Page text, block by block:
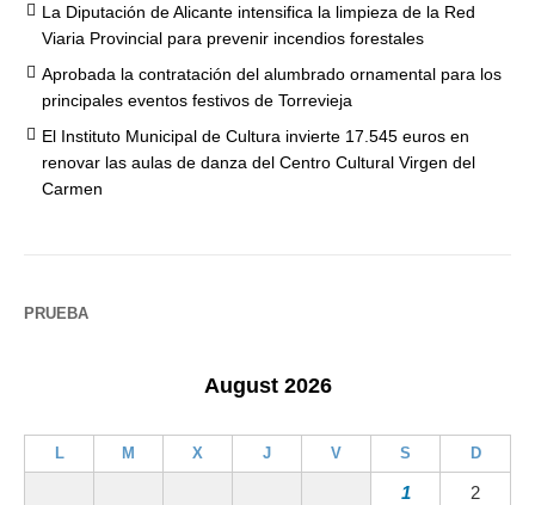
La Diputación de Alicante intensifica la limpieza de la Red
Viaria Provincial para prevenir incendios forestales
Aprobada la contratación del alumbrado ornamental para los
principales eventos festivos de Torrevieja
El Instituto Municipal de Cultura invierte 17.545 euros en
renovar las aulas de danza del Centro Cultural Virgen del
Carmen
PRUEBA
August 2026
L M X J V S D
1 2